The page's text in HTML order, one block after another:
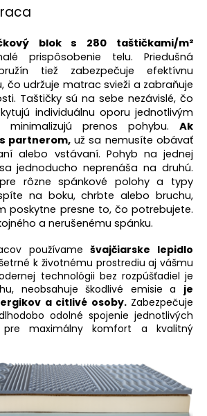
blok s 280 taštičkami/m²
prispôsobenie telu. Priedušná
tiež zabezpečuje efektívnu
čo udržuje matrac svieži a zabraňuje
Taštičky sú na sebe nezávislé, čo
individuálnu oporu jednotlivým
prenos pohybu. Ak
partnerom,už sa nemusíte obávať
alebo vstávaní. Pohyb na jednej
jednoducho neprenáša na druhú.
rôzne spánkové polohy a typy
na boku, chrbte alebo bruchu,
poskytne presne to, čo potrebujete.
a nerušenému spánku.
používamešvajčiarske lepidlo
k životnému prostrediu aj vášmu
technológii bez rozpúšťadiel je
neobsahuje škodlivé emisie a je
a citlivé osoby.Zabezpečuje
odolné spojenie jednotlivých
maximálny komfort a kvalitný